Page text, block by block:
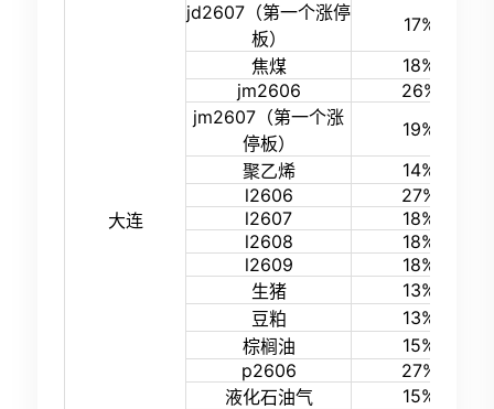
大连
jd2607（第一个涨停
板）
17%
焦煤
18%
jm2606
26%
jm2607（第一个涨
停板）
19%
聚乙烯
14%
l2606
27%
l2607
18%
l2608
18%
l2609
18%
生猪
13%
豆粕
13%
棕榈油
15%
p2606
27%
液化石油气
15%